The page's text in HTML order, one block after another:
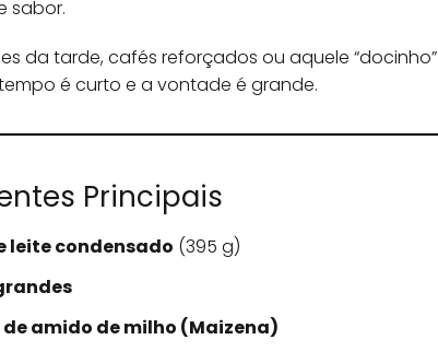
sabor.
da tarde, cafés reforçados ou aquele
é curto e a vontade é grande.
Principais
leite condensado (395 g)
de amido de milho (Maizena)